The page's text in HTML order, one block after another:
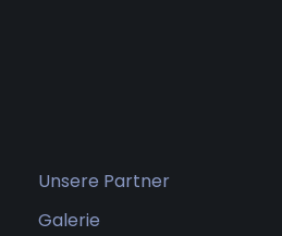
Unsere Partner
Galerie